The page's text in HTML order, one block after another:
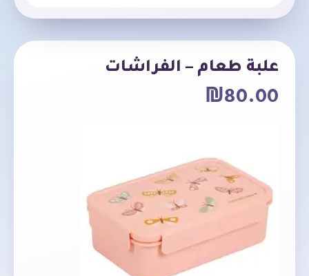
علبة طعام – الفراشات
₪80.00